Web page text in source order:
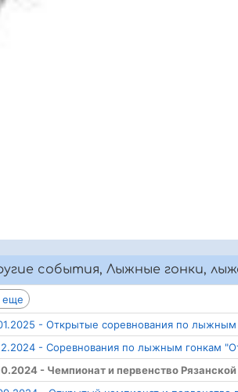
события, Лыжные гонки,
еще
- Открытые соревнования по лыжным
- Соревнования по лыжным гонкам
- Чемпионат и первенство